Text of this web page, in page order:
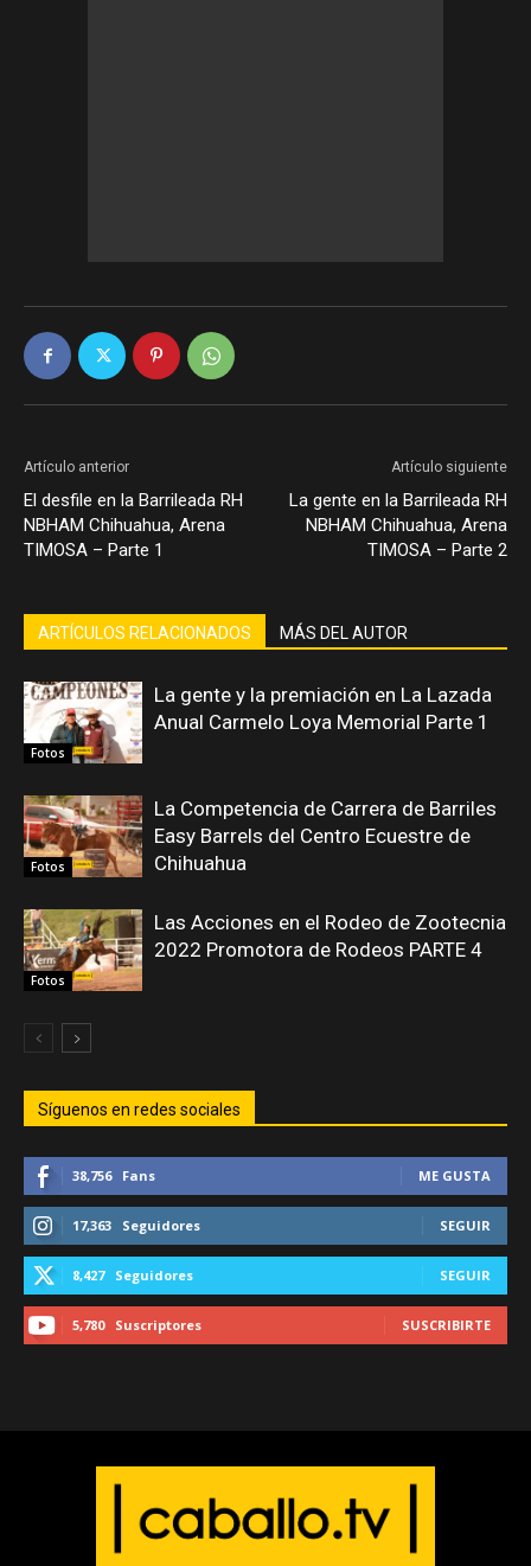
Artículo anterior
El desfile en la Barrileada RH
NBHAM Chihuahua, Arena
TIMOSA – Parte 1
Artículo siguiente
La gente en la Barrileada RH
NBHAM Chihuahua, Arena
TIMOSA – Parte 2
ARTÍCULOS RELACIONADOS MÁS DEL AUTOR
Fotos
La gente y la premiación en La Lazada
Anual Carmelo Loya Memorial Parte 1
Fotos
La Competencia de Carrera de Barriles
Easy Barrels del Centro Ecuestre de
Chihuahua
Fotos
Las Acciones en el Rodeo de Zootecnia
2022 Promotora de Rodeos PARTE 4
Síguenos en redes sociales
38,756 Fans ME GUSTA
17,363 Seguidores SEGUIR
8,427 Seguidores SEGUIR
5,780 Suscriptores SUSCRIBIRTE